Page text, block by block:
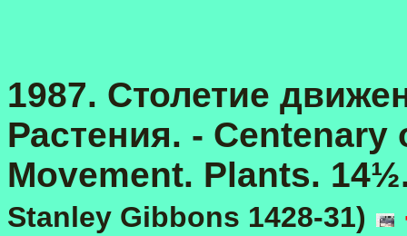
1987. Столетие
Растения. -
Movement. Plants.
Stanley Gibbons 1428-31)